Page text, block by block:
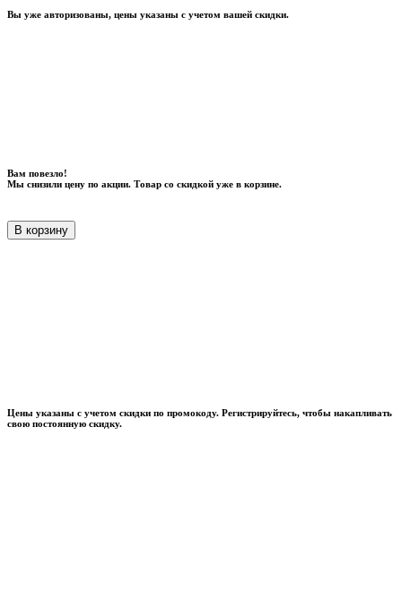
Вы уже авторизованы, цены указаны с учетом вашей скидки.
Вам повезло!
Мы снизили цену по акции. Товар со скидкой уже в корзине.
В корзину
Цены указаны с учетом скидки по промокоду. Регистрируйтесь, чтобы накапливать
свою постоянную скидку.